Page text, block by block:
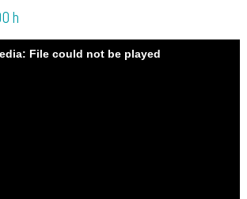
h
File could not be played